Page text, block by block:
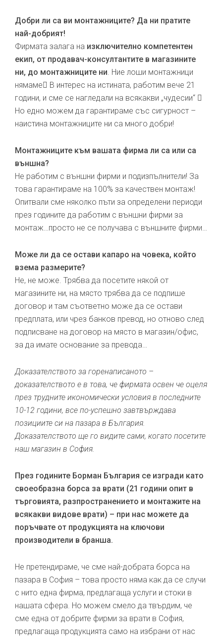
Добри ли са ви монтажниците? Да ни пратите
най-добрият!
Фирмата залага на изключително компетентен
екип, от продавач-консултантите в магазините
ни, до монтажниците ни. Ние лоши монтажници
нямаме В интерес на истината, работим вече 21
години, и сме се нагледали на всякакви „чудесии“ 
Но едно можем да гарантираме със сигурност –
наистина монтажниците ни са много добри!
Монтажниците към вашата фирма ли са или са
външна?
Не работим с външни фирми и подизпълнители! За
това гарантираме на 100% за качествен монтаж!
Опитвали сме няколко пъти за определени периоди
през годините да работим с външни фирми за
монтаж…просто не се получава с външните фирми…
Може ли да се остави капаро на човека, който
взема размерите?
Не, не може. Трябва да посетите някой от
магазините ни, на място трябва да се подпише
договор и там съответно може да се остави
предплата, или чрез банков превод, но отново след
подписване на договор на място в магазин/офис,
за да имате основание за превода…
Доказателството за горенаписаното –
доказателството е в това, че фирмата освен че оцеля
през трудните икономически условия в последните
10-12 години, все по-успешно завтвърждава
позициите си на пазара в България.
Доказателството ще го видите сами, когато посетите
наш магазин в София.
През годините Борман България се изгради като
своеобразна борса за врати (21 години опит в
търговията, разпространението и монтажите на
всякакви видове врати) – при нас можете да
поръчвате от продукцията на ключови
производители в бранша.
Не претендираме, че сме най-добрата борса на
пазара в София – това просто няма как да се случи
с нито една фирма, предлагаща услуги и стоки в
нашата сфера. Но можем смело да твърдим, че
сме една от добрите фирми за врати в София,
предлагаща продукцията само на избрани от нас